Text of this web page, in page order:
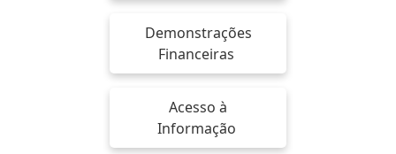
Demonstrações
Financeiras
Acesso à
Informação